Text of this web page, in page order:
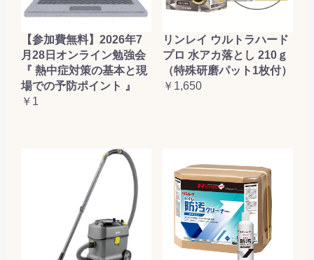
【参加費無料】2026年7
月28日オンライン勉強会
『 熱中症対策の基本と現
場での予防ポイント 』
￥1
リンレイ ウルトラハード
プロ 水アカ落とし 210ｇ
（特殊研磨パット1枚付）
￥1,650